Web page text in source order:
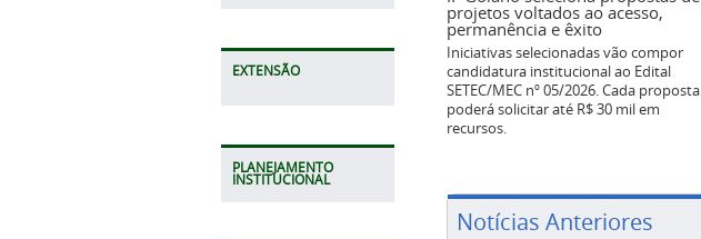
EXTENSÃO
PLANEJAMENTO
INSTITUCIONAL
projetos voltados ao acesso,
permanência e êxito
Iniciativas selecionadas vão compor
candidatura institucional ao Edital
SETEC/MEC nº 05/2026. Cada proposta
poderá solicitar até R$ 30 mil em
recursos.
Notícias Anteriores